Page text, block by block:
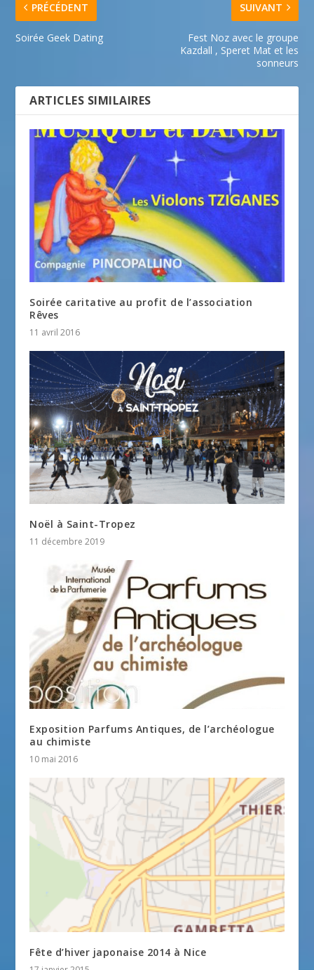
PRÉCÉDENT
Soirée Geek Dating
SUIVANT
Fest Noz avec le groupe
Kazdall , Speret Mat et les
sonneurs
ARTICLES SIMILAIRES
Soirée caritative au profit de l’association
Rêves
11 avril 2016
Noël à Saint-Tropez
11 décembre 2019
Exposition Parfums Antiques, de l’archéologue
au chimiste
10 mai 2016
Fête d’hiver japonaise 2014 à Nice